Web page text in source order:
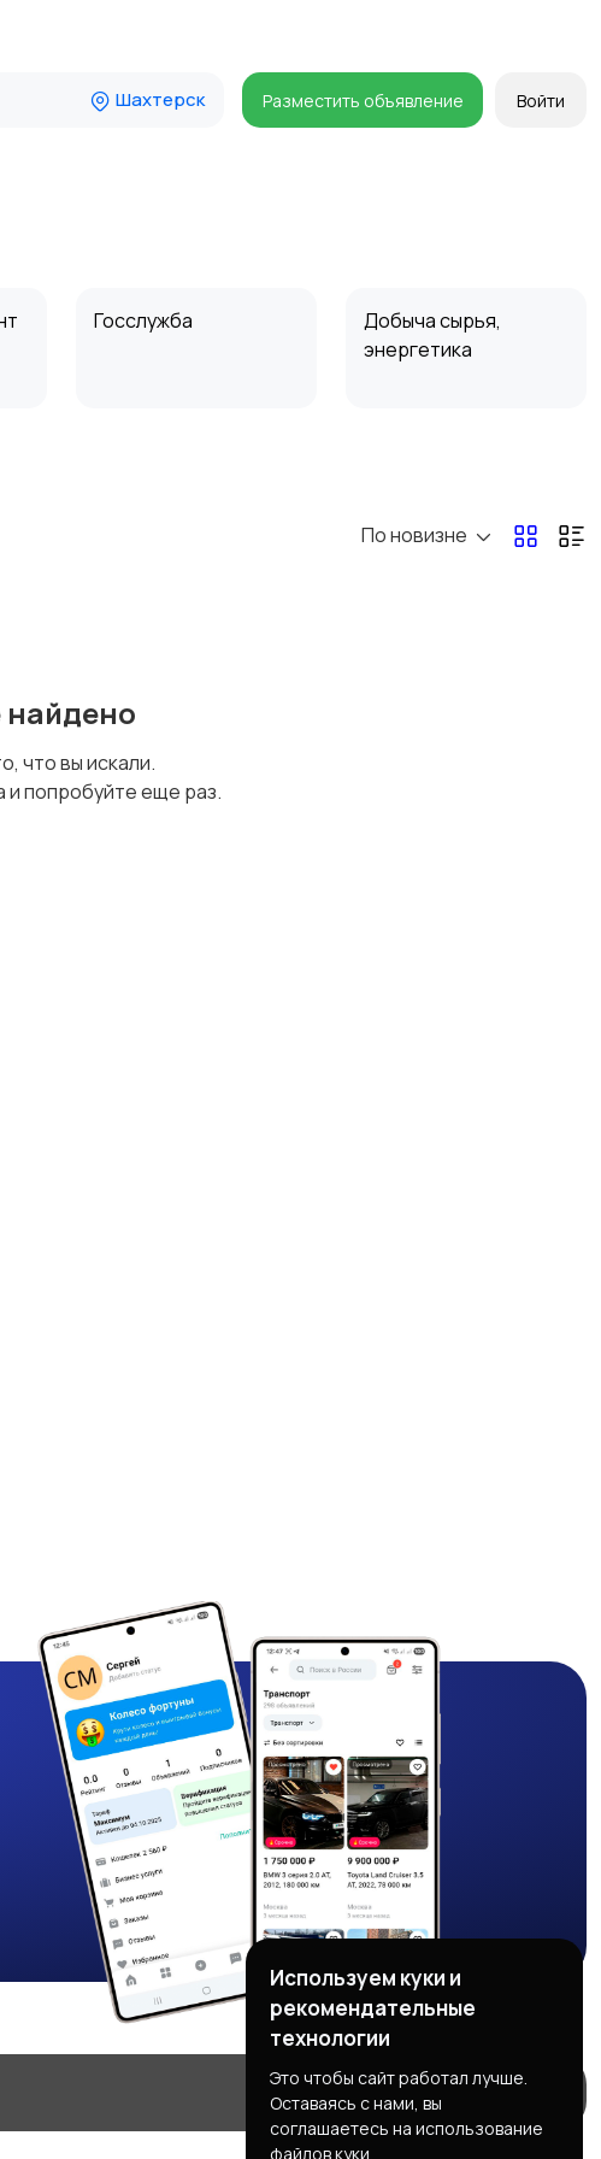
Шахтерск Разместить объявление Войти
Госслужба
Добыча сырья,
энергетика
По новизне
найдено
что вы искали.
и попробуйте еще раз.
Используем куки и
рекомендательные
технологии
Это чтобы сайт работал лучше.
Оставаясь с нами, вы
соглашаетесь на использование
файлов куки.